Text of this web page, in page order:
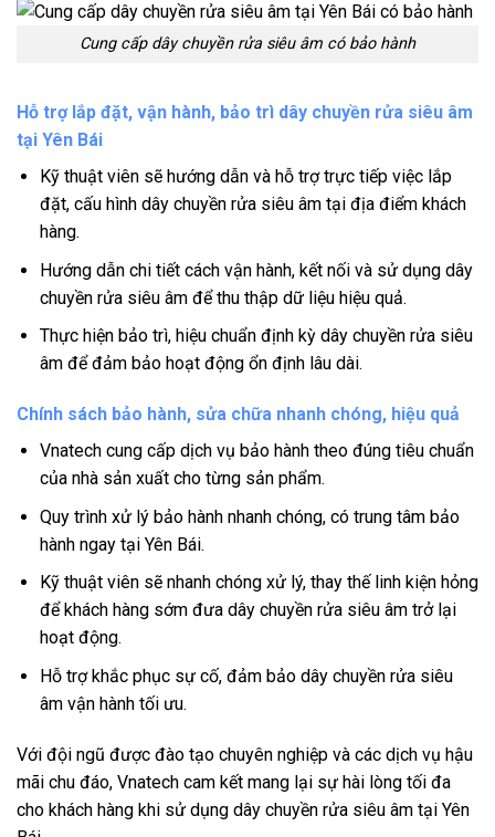
Cung cấp dây chuyền rửa siêu âm có bảo hành
Hỗ trợ lắp đặt, vận hành, bảo trì dây chuyền rửa siêu âm
tại Yên Bái
Kỹ thuật viên sẽ hướng dẫn và hỗ trợ trực tiếp việc lắp
đặt, cấu hình dây chuyền rửa siêu âm tại địa điểm khách
hàng.
Hướng dẫn chi tiết cách vận hành, kết nối và sử dụng dây
chuyền rửa siêu âm để thu thập dữ liệu hiệu quả.
Thực hiện bảo trì, hiệu chuẩn định kỳ dây chuyền rửa siêu
âm để đảm bảo hoạt động ổn định lâu dài.
Chính sách bảo hành, sửa chữa nhanh chóng, hiệu quả
Vnatech cung cấp dịch vụ bảo hành theo đúng tiêu chuẩn
của nhà sản xuất cho từng sản phẩm.
Quy trình xử lý bảo hành nhanh chóng, có trung tâm bảo
hành ngay tại Yên Bái.
Kỹ thuật viên sẽ nhanh chóng xử lý, thay thế linh kiện hỏng
để khách hàng sớm đưa dây chuyền rửa siêu âm trở lại
hoạt động.
Hỗ trợ khắc phục sự cố, đảm bảo dây chuyền rửa siêu
âm vận hành tối ưu.
Với đội ngũ được đào tạo chuyên nghiệp và các dịch vụ hậu
mãi chu đáo, Vnatech cam kết mang lại sự hài lòng tối đa
cho khách hàng khi sử dụng dây chuyền rửa siêu âm tại Yên